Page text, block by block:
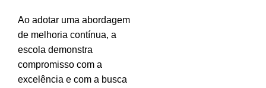
Ao adotar uma abordagem
de melhoria contínua, a
escola demonstra
compromisso com a
excelência e com a busca